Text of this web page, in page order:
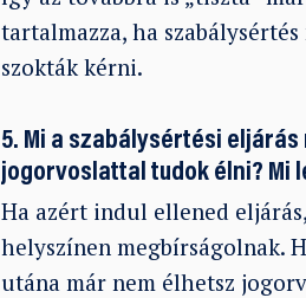
tartalmazza, ha
szokták kérni.
5. Mi a szabálysértési
jogorvoslattal tudok élni? Mi
Ha azért indul ellened
helyszínen megbírságolnak.
utána már nem élhetsz